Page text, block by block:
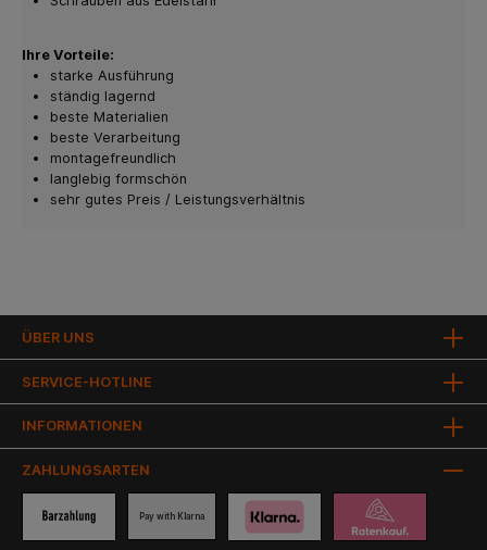
Ihre Vorteile:
starke Ausführung
ständig lagernd
beste Materialien
beste Verarbeitung
montagefreundlich
langlebig formschön
sehr gutes Preis / Leistungsverhältnis
ÜBER UNS
INFORMATIONEN
SERVICE-HOTLINE
ZAHLUNGSARTEN
Pay with Klarna